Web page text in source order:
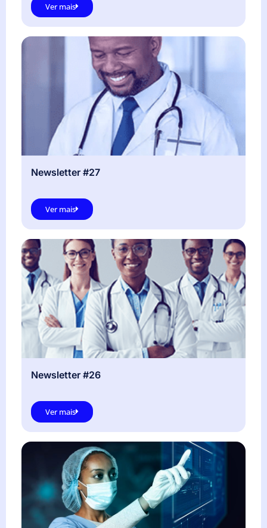
Ver mais
Newsletter #27
Ver mais
Newsletter #26
Ver mais